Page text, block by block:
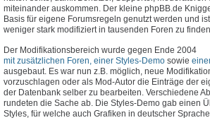
miteinander auskommen. Der kleine phpBB.de
Basis für eigene Forumsregeln genutzt werden und
weniger stark modifiziert in tausenden Foren zu
Der Modifikationsbereich wurde gegen Ende 2004
mit zusätzlichen Foren, einer Styles-Demo sowie
ausgebaut. Es war nun z.B. möglich, neue
vorzuschlagen oder als Mod-Autor die Einträge der
der Datenbank selber zu bearbeiten. Verschiedene
rundeten die Sache ab. Die Styles-Demo gab einen
Styles, für welche auch Grafiken in deutscher